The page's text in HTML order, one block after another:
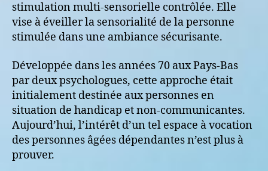
stimulation multi-sensorielle contrôlée. Elle
vise à éveiller la sensorialité de la personne
stimulée dans une ambiance sécurisante.
Développée dans les années 70 aux Pays-Bas
par deux psychologues, cette approche était
initialement destinée aux personnes en
situation de handicap et non-communicantes.
Aujourd’hui, l’intérêt d’un tel espace à vocation
des personnes âgées dépendantes n’est plus à
prouver.